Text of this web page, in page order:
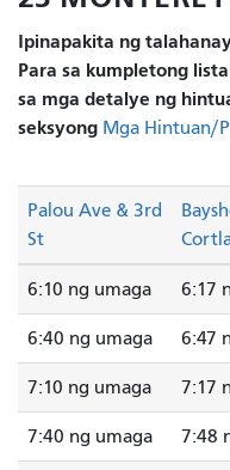
Ipinapakita ng
Para sa kumpletong
sa mga detalye ng
seksyong Mga Hintuan/
Palou Ave & 3rd
St
6:10 ng umaga 6:17
6:40 ng umaga 6:47
7:10 ng umaga 7:17
7:40 ng umaga 7:48